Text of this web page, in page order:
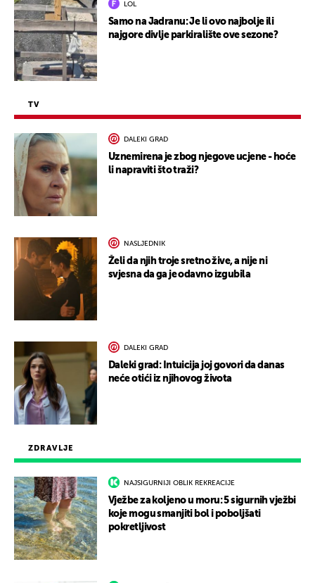
ZDRAVLJE
NAJSIGURNIJI OBLIK REKREACIJE
Vježbe za koljeno u moru: 5 sigurnih vježbi
koje mogu smanjiti bol i poboljšati
pokretljivost
LOL
Samo na Jadranu: Je li ovo najbolje ili
najgore divlje parkiralište ove sezone?
TV
DALEKI GRAD
Uznemirena je zbog njegove ucjene - hoće
li napraviti što traži?
NASLJEDNIK
Želi da njih troje sretno žive, a nije ni
svjesna da ga je odavno izgubila
DALEKI GRAD
Daleki grad: Intuicija joj govori da danas
neće otići iz njihovog života